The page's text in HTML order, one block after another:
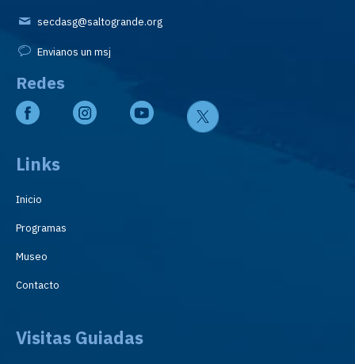
secdasg@saltogrande.org
Envianos un msj
Redes
Links
Inicio
Programas
Museo
Contacto
Visitas Guiadas